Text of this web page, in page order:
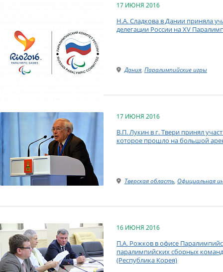
17 ИЮНЯ 2016
Н.А. Сладкова в Дании приняла
делегации России на XV
Дания, Паралимпийские игры
17 ИЮНЯ 2016
В.П. Лукин в г. Твери принял
которое прошло на большой
Тверская область, Официальная
16 ИЮНЯ 2016
П.А. Рожков в офисе
паралимпийских сборных
(Республика Корея)